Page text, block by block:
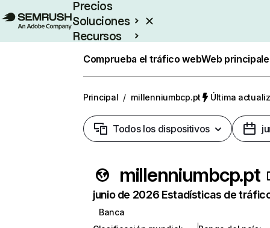
Precios
Soluciones
Recursos
Comprueba el tráfico webWeb
Principal / millenniumbcp.pt Última
Todos los dispositivos
millenniumbcp.pt
junio de 2026 Estadísticas de
Banca